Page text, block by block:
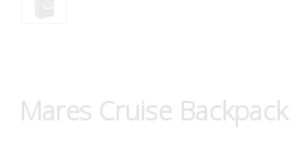
Mares Cruise Backpack